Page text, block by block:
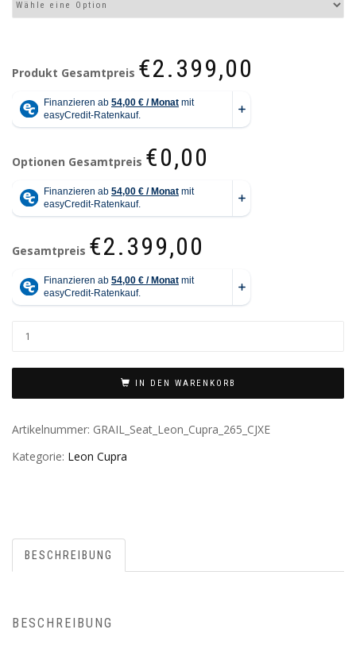
Produkt Gesamtpreis €2.399,00
Optionen Gesamtpreis €0,00
Gesamtpreis €2.399,00
IN DEN WARENKORB
Artikelnummer: GRAIL_Seat_Leon_Cupra_265_CJXE
Kategorie: Leon Cupra
BESCHREIBUNG
BESCHREIBUNG